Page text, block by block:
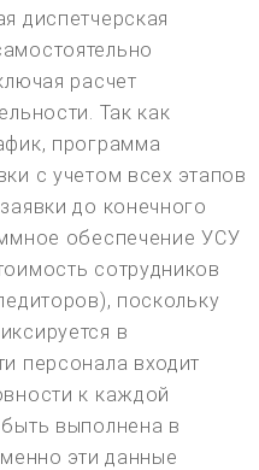
диспетчерская
расчет
Так как
программа
с учетом всех этапов
до конечного
обеспечение УСУ
сотрудников
поскольку
в
персонала входит
к каждой
выполнена в
эти данные